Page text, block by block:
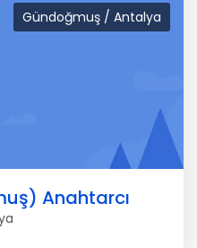
Gündoğmuş / Antalya
Anahtarcı